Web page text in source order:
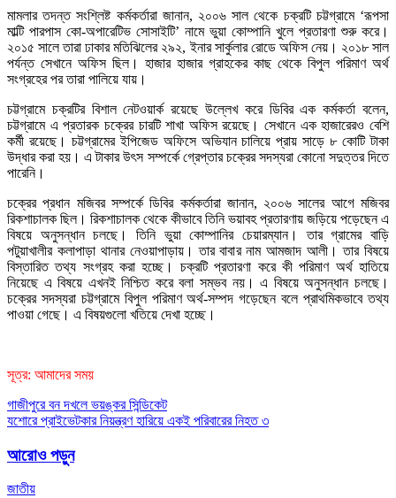
মামলার তদন্ত সংশ্লিষ্ট কর্মকর্তারা জানান, ২০০৬ সাল থেকে চক্রটি চট্টগ্রামে ‘রূপসা
মাল্টি পারপাস কো-অপারেটিভ সোসাইটি’ নামে ভুয়া কোম্পানি খুলে প্রতারণা শুরু করে।
২০১৫ সালে তারা ঢাকার মতিঝিলের ২৯২, ইনার সার্কুলার রোডে অফিস নেয়। ২০১৮ সাল
পর্যন্ত সেখানে অফিস ছিল। হাজার হাজার গ্রাহকের কাছ থেকে বিপুল পরিমাণ অর্থ
সংগ্রহের পর তারা পালিয়ে যায়।
চট্টগ্রামে চক্রটির বিশাল নেটওয়ার্ক রয়েছে উল্লেখ করে ডিবির এক কর্মকর্তা বলেন,
চট্টগ্রামে এ প্রতারক চক্রের চারটি শাখা অফিস রয়েছে। সেখানে এক হাজারেরও বেশি
কর্মী রয়েছে। চট্টগ্রামের ইপিজেড অফিসে অভিযান চালিয়ে প্রায় সাড়ে ৮ কোটি টাকা
উদ্ধার করা হয়। এ টাকার উৎস সম্পর্কে গ্রেপ্তার চক্রের সদস্যরা কোনো সদুত্তর দিতে
পারেনি।
চক্রের প্রধান মজিবর সম্পর্কে ডিবির কর্মকর্তারা জানান, ২০০৬ সালের আগে মজিবর
রিকশাচালক ছিল। রিকশাচালক থেকে কীভাবে তিনি ভয়াবহ প্রতারণায় জড়িয়ে পড়েছেন এ
বিষয়ে অনুসন্ধান চলছে। তিনি ভুয়া কোম্পানির চেয়ারম্যান। তার গ্রামের বাড়ি
পটুয়াখালীর কলাপাড়া থানার নেওয়াপাড়ায়। তার বাবার নাম আমজাদ আলী। তার বিষয়ে
বিস্তারিত তথ্য সংগ্রহ করা হচ্ছে। চক্রটি প্রতারণা করে কী পরিমাণ অর্থ হাতিয়ে
নিয়েছে এ বিষয়ে এখনই নিশ্চিত করে বলা সম্ভব নয়। এ বিষয়ে অনুসন্ধান চলছে।
চক্রের সদস্যরা চট্টগ্রামে বিপুল পরিমাণ অর্থ-সম্পদ গড়েছেন বলে প্রাথমিকভাবে তথ্য
পাওয়া গেছে। এ বিষয়গুলো খতিয়ে দেখা হচ্ছে।
সূত্র: আমাদের সময়
Post
navigation
গাজীপুরে বন দখলে ভয়ঙ্কর সিন্ডিকেট
যশোরে প্রাইভেটকার নিয়ন্ত্রণ হারিয়ে একই পরিবারের নিহত ৩
আরোও পড়ুন
জাতীয়